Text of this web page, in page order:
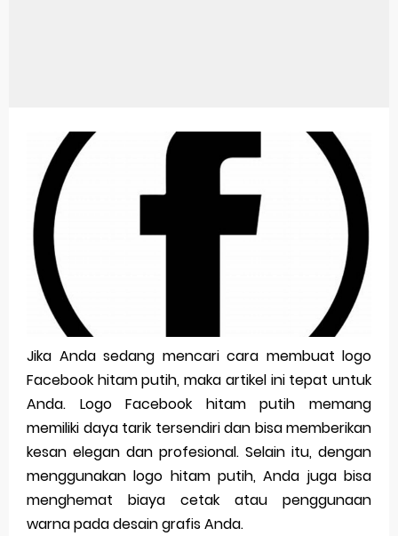
Bitcoin Miner Android: Apa Itu Dan Bagaimana Cara Menggunakannya
Pp Wa Couple Pasangan: Cara Terbaik Untuk Menjaga Hubungan
Cara Mengecek Windows Ori
Aplikasi Togel Android: Solusi Praktis Untuk Pecinta Togel
Siap Video Call, tapi Download Aplikasinya Dulu, Abangku
Thursday, 6 August
Jika Anda sedang mencari cara membuat logo
Facebook hitam putih, maka artikel ini tepat untuk
Anda. Logo Facebook hitam putih memang
memiliki daya tarik tersendiri dan bisa memberikan
kesan elegan dan profesional. Selain itu, dengan
menggunakan logo hitam putih, Anda juga bisa
menghemat biaya cetak atau penggunaan
warna pada desain grafis Anda.